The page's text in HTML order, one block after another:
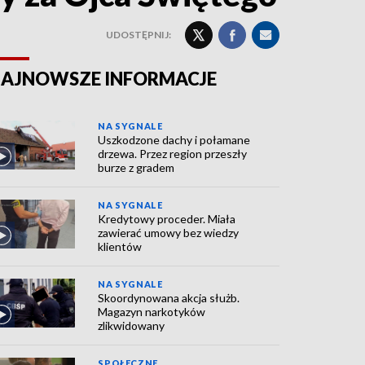
UDOSTĘPNIJ:
INFORMACJE
NA SYGNALE
Uszkodzone dachy i połamane
drzewa. Przez region przeszły
burze z gradem
NA SYGNALE
Kredytowy proceder. Miała
zawierać umowy bez wiedzy
klientów
NA SYGNALE
Skoordynowana akcja służb.
Magazyn narkotyków
zlikwidowany